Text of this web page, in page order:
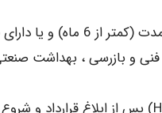
تذکر 1: در خصوص قرارداد